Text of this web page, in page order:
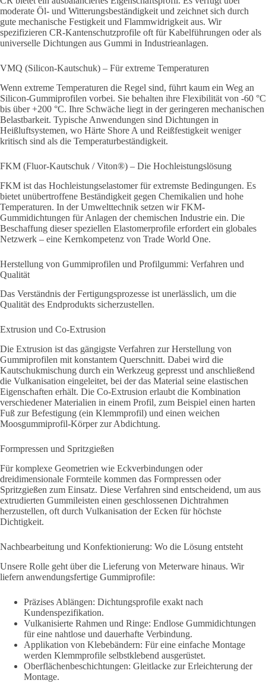
moderate Öl- und Witterungsbeständigkeit und zeichnet sich durch
gute mechanische Festigkeit und Flammwidrigkeit aus. Wir
spezifizieren CR-Kantenschutzprofile oft für Kabelführungen oder als
universelle Dichtungen aus Gummi in Industrieanlagen.
VMQ (Silicon-Kautschuk) – Für extreme Temperaturen
Wenn extreme Temperaturen die Regel sind, führt kaum ein Weg an
Silicon-Gummiprofilen vorbei. Sie behalten ihre Flexibilität von -60 °C
bis über +200 °C. Ihre Schwäche liegt in der geringeren mechanischen
Belastbarkeit. Typische Anwendungen sind Dichtungen in
Heißluftsystemen, wo Härte Shore A und Reißfestigkeit weniger
kritisch sind als die Temperaturbeständigkeit.
FKM (Fluor-Kautschuk / Viton®) – Die Hochleistungslösung
FKM ist das Hochleistungselastomer für extremste Bedingungen. Es
bietet unübertroffene Beständigkeit gegen Chemikalien und hohe
Temperaturen. In der Umwelttechnik setzen wir FKM-
Gummidichtungen für Anlagen der chemischen Industrie ein. Die
Beschaffung dieser speziellen Elastomerprofile erfordert ein globales
Netzwerk – eine Kernkompetenz von Trade World One.
Herstellung von Gummiprofilen und Profilgummi: Verfahren und
Qualität
Das Verständnis der Fertigungsprozesse ist unerlässlich, um die
Qualität des Endprodukts sicherzustellen.
Extrusion und Co-Extrusion
Die Extrusion ist das gängigste Verfahren zur Herstellung von
Gummiprofilen mit konstantem Querschnitt. Dabei wird die
Kautschukmischung durch ein Werkzeug gepresst und anschließend
die Vulkanisation eingeleitet, bei der das Material seine elastischen
Eigenschaften erhält. Die Co-Extrusion erlaubt die Kombination
verschiedener Materialien in einem Profil, zum Beispiel einen harten
Fuß zur Befestigung (ein Klemmprofil) und einen weichen
Moosgummiprofil-Körper zur Abdichtung.
Formpressen und Spritzgießen
Für komplexe Geometrien wie Eckverbindungen oder
dreidimensionale Formteile kommen das Formpressen oder
Spritzgießen zum Einsatz. Diese Verfahren sind entscheidend, um aus
extrudierten Gummileisten einen geschlossenen Dichtrahmen
herzustellen, oft durch Vulkanisation der Ecken für höchste
Dichtigkeit.
Nachbearbeitung und Konfektionierung: Wo die Lösung entsteht
Unsere Rolle geht über die Lieferung von Meterware hinaus. Wir
liefern anwendungsfertige Gummiprofile:
Präzises Ablängen: Dichtungsprofile exakt nach
Kundenspezifikation.
Vulkanisierte Rahmen und Ringe: Endlose Gummidichtungen
für eine nahtlose und dauerhafte Verbindung.
Applikation von Klebebändern: Für eine einfache Montage
werden Klemmprofile selbstklebend ausgerüstet.
Oberflächenbeschichtungen: Gleitlacke zur Erleichterung der
Montage.